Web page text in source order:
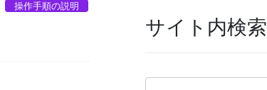
操作手順の説明
サイト内検索